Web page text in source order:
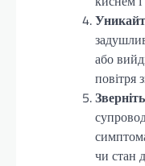
або
повітря
чи стан